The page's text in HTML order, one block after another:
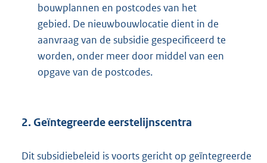
bouwplannen en postcodes van het
gebied. De nieuwbouwlocatie dient in de
aanvraag van de subsidie gespecificeerd te
worden, onder meer door middel van een
opgave van de postcodes.
2. Geïntegreerde eerstelijnscentra
Dit subsidiebeleid is voorts gericht op geïntegreerde